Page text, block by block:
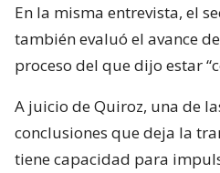
En la misma entrevista, el
también evaluó el avance
proceso del que dijo estar
A juicio de Quiroz, una de
conclusiones que deja la
tiene capacidad para